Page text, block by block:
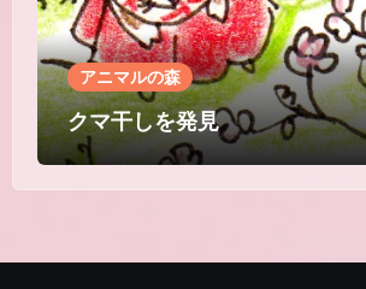
アニマルの森
クマ干しを発見